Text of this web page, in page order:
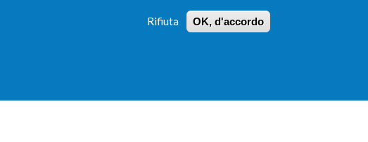
Rifiuta OK, d'accordo
RICERCA